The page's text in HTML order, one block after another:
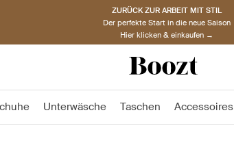
ZURÜCK ZUR ARBEIT MIT STIL
Der perfekte Start in die neue Saison
Hier klicken & einkaufen →
Unterwäsche Taschen Accessoires